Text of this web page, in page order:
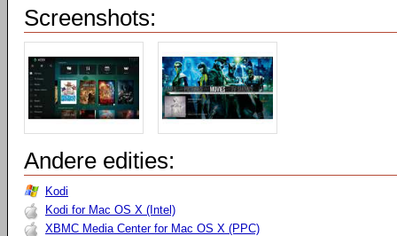
Screenshots:
Andere edities:
Kodi
Kodi for Mac OS X (Intel)
XBMC Media Center for Mac OS X (PPC)